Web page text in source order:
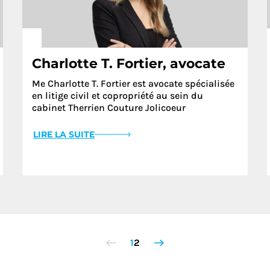
Charlotte T. Fortier, avocate
Me Charlotte T. Fortier est avocate spécialisée
en litige civil et copropriété au sein du
cabinet Therrien Couture Jolicoeur
LIRE LA SUITE
12